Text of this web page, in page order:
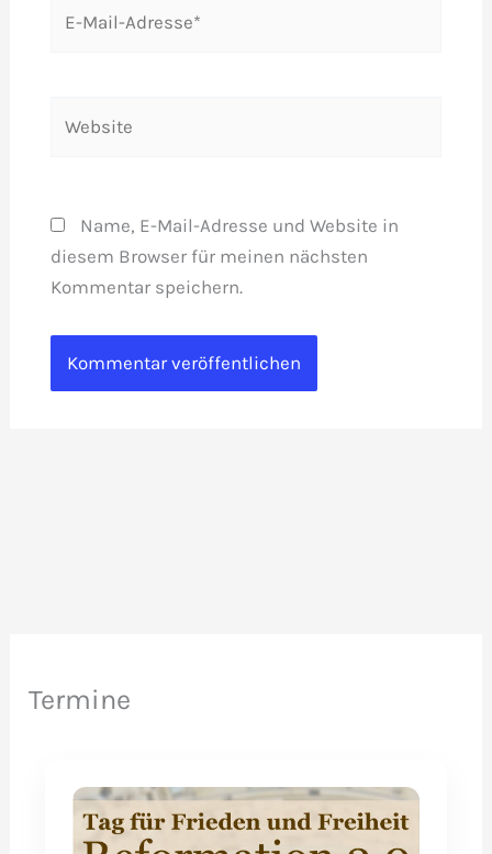
Name, E-Mail-Adresse und Website in
diesem Browser für meinen nächsten
Kommentar speichern.
Termine